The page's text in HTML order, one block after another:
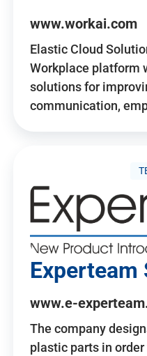
www.workai.com
Elastic Cloud
Workplace platform
solutions for
communication,
Experteam
www.e-
The company
plastic parts in